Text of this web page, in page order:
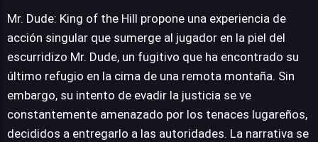
JUEGALO AHORA
Mr. Dude: King of the Hill propone una experiencia de
acción singular que sumerge al jugador en la piel del
escurridizo Mr. Dude, un fugitivo que ha encontrado su
último refugio en la cima de una remota montaña. Sin
embargo, su intento de evadir la justicia se ve
constantemente amenazado por los tenaces lugareños,
decididos a entregarlo a las autoridades. La narrativa se